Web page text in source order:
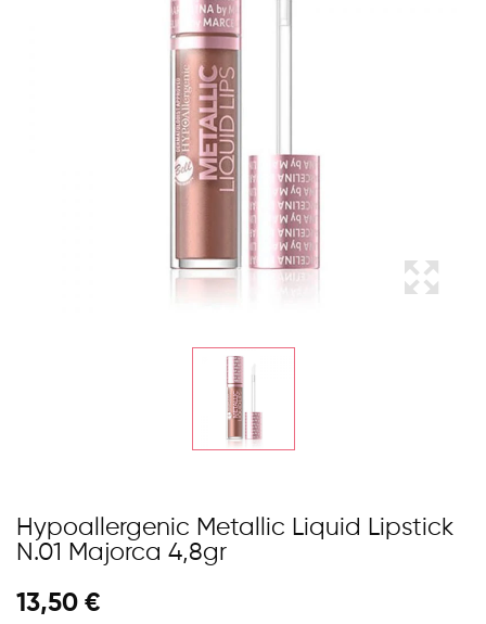
Hypoallergenic Metallic Liquid Lipstick
N.01 Majorca 4,8gr
13,50 €